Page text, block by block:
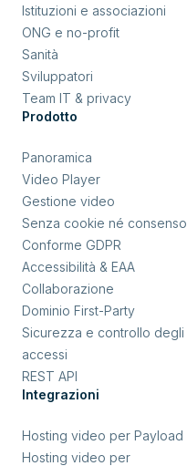
Istituzioni e associazioni
ONG e no-profit
Sanità
Sviluppatori
Team IT & privacy
Prodotto
Panoramica
Video Player
Gestione video
Senza cookie né consenso
Conforme GDPR
Accessibilità & EAA
Collaborazione
Dominio First-Party
Sicurezza e controllo degli
accessi
REST API
Integrazioni
Hosting video per Payload
Hosting video per